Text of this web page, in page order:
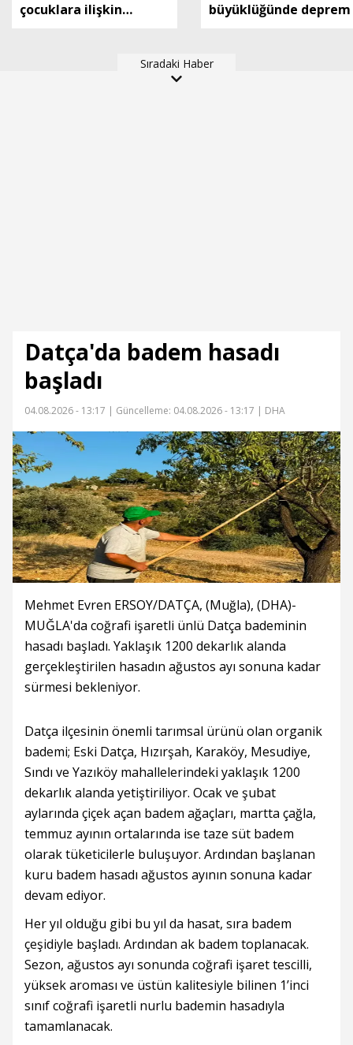
çocuklara ilişkin
kanun teklifi, TBMM
büyüklüğünde deprem
Sıradaki Haber
Datça'da badem hasadı
başladı
04.08.2026 - 13:17 | Güncelleme: 04.08.2026 - 13:17 | DHA
Mehmet Evren ERSOY/DATÇA, (Muğla), (DHA)-
MUĞLA'da coğrafi işaretli ünlü Datça bademinin
hasadı başladı. Yaklaşık 1200 dekarlık alanda
gerçekleştirilen hasadın ağustos ayı sonuna kadar
sürmesi bekleniyor.
Datça ilçesinin önemli tarımsal ürünü olan organik
bademi; Eski Datça, Hızırşah, Karaköy, Mesudiye,
Sındı ve Yazıköy mahallelerindeki yaklaşık 1200
dekarlık alanda yetiştiriliyor. Ocak ve şubat
aylarında çiçek açan badem ağaçları, martta çağla,
temmuz ayının ortalarında ise taze süt badem
olarak tüketicilerle buluşuyor. Ardından başlanan
kuru badem hasadı ağustos ayının sonuna kadar
devam ediyor.
Her yıl olduğu gibi bu yıl da hasat, sıra badem
çeşidiyle başladı. Ardından ak badem toplanacak.
Sezon, ağustos ayı sonunda coğrafi işaret tescilli,
yüksek aroması ve üstün kalitesiyle bilinen 1’inci
sınıf coğrafi işaretli nurlu bademin hasadıyla
tamamlanacak.